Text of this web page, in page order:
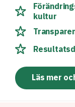
kultur
Läs mer